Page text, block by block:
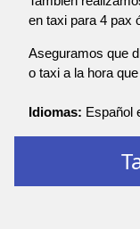
en taxi para 4 pax
Aseguramos que
o taxi a la hora
Idiomas: Español